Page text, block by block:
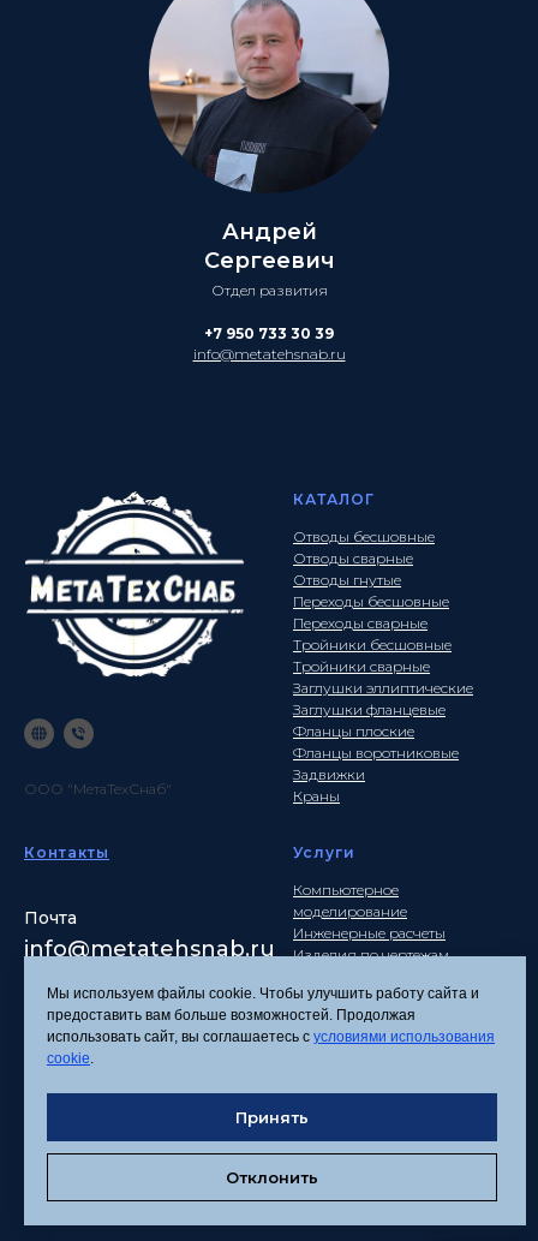
Андрей
Сергеевич
Отдел развития
+7 950 733 30 39
info@metatehsnab.ru
ООО "МетаТехСнаб"
КАТАЛОГ
Отводы бесшовные
Отводы сварные
Отводы гнутые
Переходы бесшовные
Переходы сварные
Тройники бесшовные
Тройники сварные
Заглушки эллиптические
Заглушки фланцевые
Фланцы плоские
Фланцы воротниковые
Задвижки
Краны
Контакты
Почта
info@metatehsnab.ru
Услуги
Компьютерное
моделирование
Инженерные расчеты
Изделия по чертежам
Политика
Согласие на обработку
персональных данных
Соглашение об
Мы используем файлы cookie. Чтобы улучшить работу сайта и
предоставить вам больше возможностей. Продолжая
использовать сайт, вы соглашаетесь с условиями использования
cookie.
Принять
Отклонить